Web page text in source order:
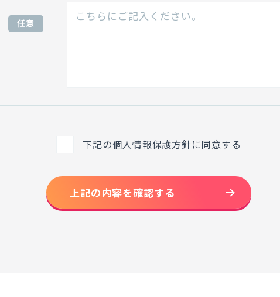
任意
下記の個人情報保護方針に同意する
上記の内容を確認する